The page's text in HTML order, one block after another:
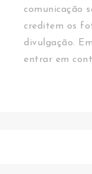
comunicação
creditem os
divulgação.
entrar em